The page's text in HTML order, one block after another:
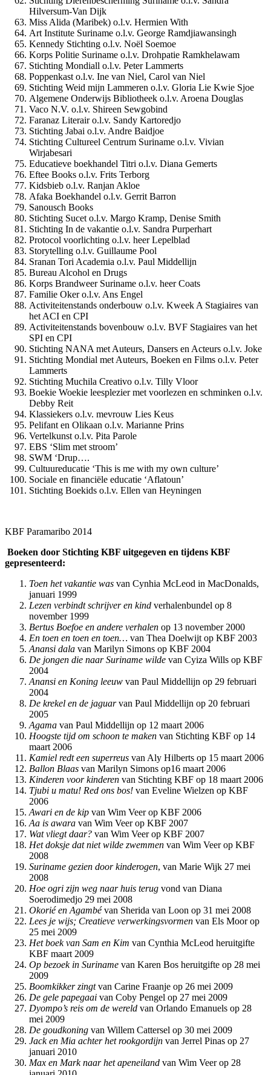
Hilversum-Van Dijk
Miss Alida (Maribek) o.l.v. Hermien With
Art Institute Suriname o.l.v. George Ramdjiawansingh
Kennedy Stichting o.l.v. Noël Soemoe
Korps Politie Suriname o.l.v. Drohpatie Ramkhelawam
Stichting Mondiall o.l.v. Peter Lammerts
Poppenkast o.l.v. Ine van Niel, Carol van Niel
Stichting Weid mijn Lammeren o.l.v. Gloria Lie Kwie Sjoe
Algemene Onderwijs Bibliotheek o.l.v. Aroena Douglas
Vaco N.V. o.l.v. Shireen Sewgobind
Faranaz Literair o.l.v. Sandy Kartoredjo
Stichting Jabai o.l.v. Andre Baidjoe
Stichting Cultureel Centrum Suriname o.l.v. Vivian
Wirjabesari
Educatieve boekhandel Titri o.l.v. Diana Gemerts
Eftee Books o.l.v. Frits Terborg
Kidsbieb o.l.v. Ranjan Akloe
Afaka Boekhandel o.l.v. Gerrit Barron
Sanousch Books
Stichting Sucet o.l.v. Margo Kramp, Denise Smith
Stichting In de vakantie o.l.v. Sandra Purperhart
Protocol voorlichting o.l.v. heer Lepelblad
Storytelling o.l.v. Guillaume Pool
Sranan Tori Academia o.l.v. Paul Middellijn
Bureau Alcohol en Drugs
Korps Brandweer Suriname o.l.v. heer Coats
Familie Oker o.l.v. Ans Engel
Activiteitenstands onderbouw o.l.v. Kweek A Stagiaires van
het ACI en CPI
Activiteitenstands bovenbouw o.l.v. BVF Stagiaires van het
SPI en CPI
Stichting NANA met Auteurs, Dansers en Acteurs o.l.v. Joke
Stichting Mondial met Auteurs, Boeken en Films o.l.v. Peter
Lammerts
Stichting Muchila Creativo o.l.v. Tilly Vloor
Boekie Woekie leesplezier met voorlezen en schminken o.l.v.
Debby Reit
Klassiekers o.l.v. mevrouw Lies Keus
Pelifant en Olikaan o.l.v. Marianne Prins
Vertelkunst o.l.v. Pita Parole
EBS ‘Slim met stroom’
SWM ‘Drup….
Cultuureducatie ‘This is me with my own culture’
Sociale en financiële educatie ‘Aflatoun’
Stichting Boekids o.l.v. Ellen van Heyningen
KBF Paramaribo 2014
Boeken door Stichting KBF uitgegeven en tijdens KBF
gepresenteerd:
Toen het vakantie was van Cynhia McLeod in MacDonalds,
januari 1999
Lezen verbindt schrijver en kind verhalenbundel op 8
november 1999
Bertus Boefoe en andere verhalen op 13 november 2000
En toen en toen en toen… van Thea Doelwijt op KBF 2003
Anansi dala van Marilyn Simons op KBF 2004
De jongen die naar Suriname wilde van Cyiza Wills op KBF
2004
Anansi en Koning leeuw van Paul Middellijn op 29 februari
2004
De krekel en de jaguarvan Paul Middellijn op 20 februari
2005
Agama van Paul Middellijn op 12 maart 2006
Hoogste tijd om schoon te maken van Stichting KBF op 14
maart 2006
Kamiel redt een superreus van Aly Hilberts op 15 maart 2006
Ballon Blaas van Marilyn Simons op16 maart 2006
Kinderen voor kinderen van Stichting KBF op 18 maart 2006
Tjubi u matu! Red ons bos! van Eveline Wielzen op KBF
2006
Awari en de kip van Wim Veer op KBF 2006
Aa is awara van Wim Veer op KBF 2007
Wat vliegt daar? van Wim Veer op KBF 2007
Het doksje dat niet wilde zwemmen van Wim Veer op KBF
2008
Suriname gezien door kinderogen, van Marie Wijk 27 mei
2008
Hoe ogri zijn weg naar huis terug vond van Diana
Soerodimedjo 29 mei 2008
Okorié en Agambévan Sherida van Loon op 31 mei 2008
Lees je wijs; Creatieve verwerkingsvormen van Els Moor op
25 mei 2009
Het boek van Sam en Kim van Cynthia McLeod heruitgifte
KBF maart 2009
Op bezoek in Suriname van Karen Bos heruitgifte op 28 mei
2009
Boomkikker zingtvan Carine Fraanje op 26 mei 2009
De gele papegaai van Coby Pengel op 27 mei 2009
Dyompo’s reis om de wereld van Orlando Emanuels op 28
mei 2009
De goudkoning van Willem Cattersel op 30 mei 2009
Jack en Mia achter het rookgordijn van Jerrel Pinas op 27
januari 2010
Max en Mark naar het apeneiland van Wim Veer op 28